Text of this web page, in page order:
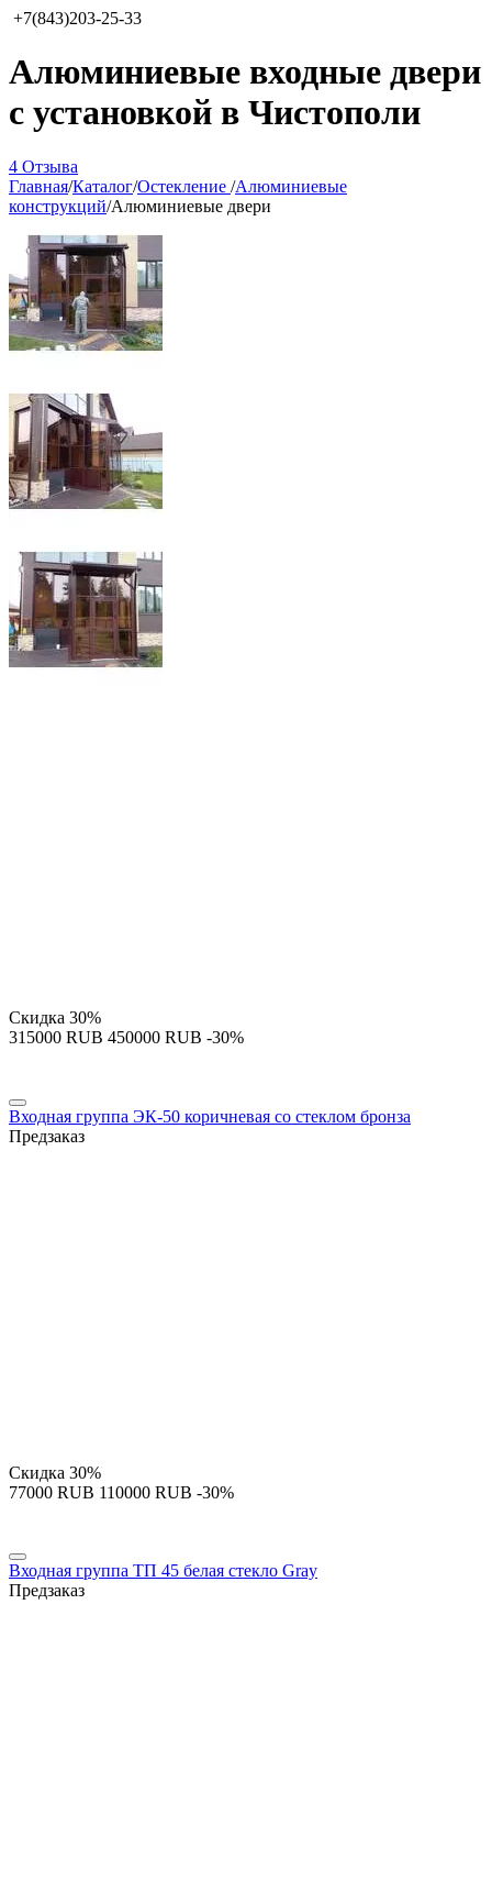
+7(843)203-25-33
Алюминиевые входные двери
с установкой в Чистополи
4 Отзыва
Главная/Каталог/Остекление /Алюминиевые
конструкций/Алюминиевые двери
Скидка 30%
‍315000‍ RUB ‍450000‍ RUB -30%
Входная группа ЭК-50 коричневая со стеклом бронза
Предзаказ
Скидка 30%
‍77000‍ RUB ‍110000‍ RUB -30%
Входная группа ТП 45 белая стекло Gray
Предзаказ